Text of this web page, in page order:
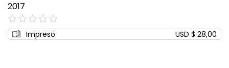
2017
0%
Impreso USD $ 28,00